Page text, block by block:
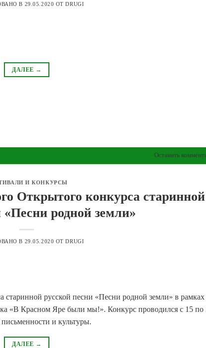
В 29.05.2020 ОТDRUGI
ДАЛЕЕ →
Оставить
И КОНКУРСЫ
Открытого конкурса старинной
«Песни родной земли»
В 29.05.2020 ОТDRUGI
старинной русской песни «Песни родной земли» в рамках
«В Красном Яре были мы!». Конкурс проводился с 15 по
и культуры.
ДАЛЕЕ →